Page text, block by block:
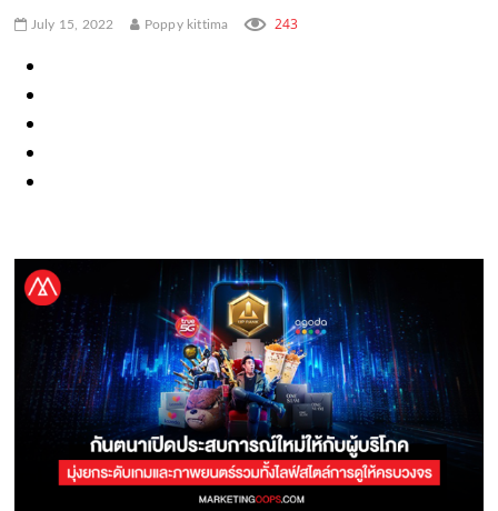
c
o
.
m
July 15, 2022 Poppy kittima 243